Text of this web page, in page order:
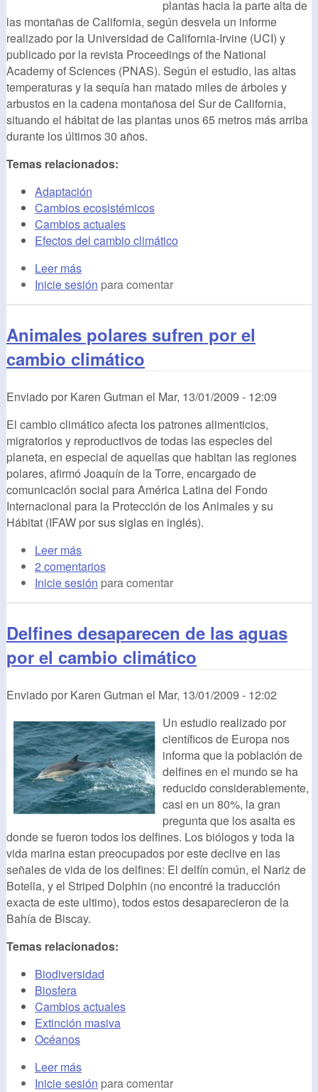
plantas hacia la parte alta de
las montañas de California, según desvela un informe
realizado por la Universidad de California-Irvine (UCI) y
publicado por la revista Proceedings of the National
Academy of Sciences (PNAS). Según el estudio, las altas
temperaturas y la sequía han matado miles de árboles y
arbustos en la cadena montañosa del Sur de California,
situando el hábitat de las plantas unos 65 metros más arriba
durante los últimos 30 años.
Temas relacionados:
Adaptación
Cambios ecosistémicos
Cambios actuales
Efectos del cambio climático
Leer más
Inicie sesión para comentar
Animales polares sufren por el
cambio climático
Enviado por Karen Gutman el Mar, 13/01/2009 - 12:09
El cambio climático afecta los patrones alimenticios,
migratorios y reproductivos de todas las especies del
planeta, en especial de aquellas que habitan las regiones
polares, afirmó Joaquín de la Torre, encargado de
comunicación social para América Latina del Fondo
Internacional para la Protección de los Animales y su
Hábitat (IFAW por sus siglas en inglés).
Leer más
2 comentarios
Inicie sesión para comentar
Delfines desaparecen de las aguas
por el cambio climático
Enviado por Karen Gutman el Mar, 13/01/2009 - 12:02
Un estudio realizado por
científicos de Europa nos
informa que la población de
delfines en el mundo se ha
reducido considerablemente,
casi en un 80%, la gran
pregunta que los asalta es
donde se fueron todos los delfines. Los biólogos y toda la
vida marina estan preocupados por este declive en las
señales de vida de los delfines: El delfín común, el Nariz de
Botella, y el Striped Dolphin (no encontré la traducción
exacta de este ultimo), todos estos desaparecieron de la
Bahía de Biscay.
Temas relacionados:
Biodiversidad
Biosfera
Cambios actuales
Extinción masiva
Océanos
Leer más
Inicie sesión para comentar